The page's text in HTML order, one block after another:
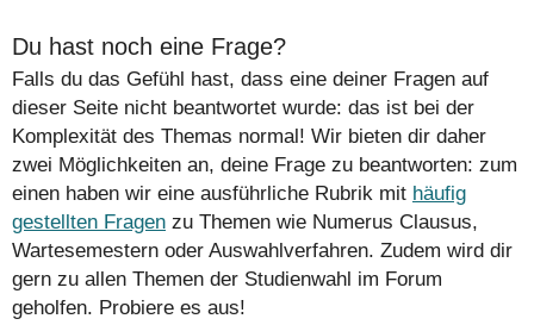
Du hast noch eine Frage?
Falls du das Gefühl hast, dass eine deiner Fragen auf
dieser Seite nicht beantwortet wurde: das ist bei der
Komplexität des Themas normal! Wir bieten dir daher
zwei Möglichkeiten an, deine Frage zu beantworten: zum
einen haben wir eine ausführliche Rubrik mit häufig
gestellten Fragen zu Themen wie Numerus Clausus,
Wartesemestern oder Auswahlverfahren. Zudem wird dir
gern zu allen Themen der Studienwahl im Forum
geholfen. Probiere es aus!